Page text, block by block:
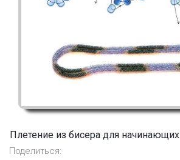
Плетение из бисера для начинающих
Поделиться: